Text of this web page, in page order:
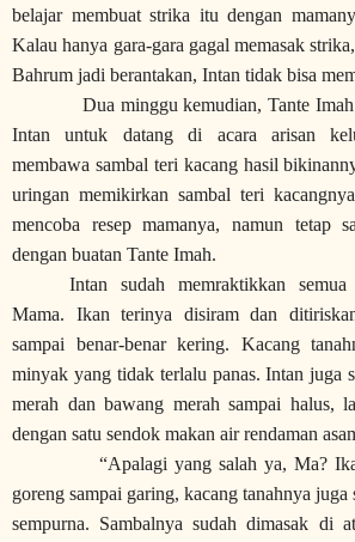
belajar membuat strika itu dengan
Kalau hanya gara-gara gagal memasak
Bahrum jadi berantakan, Intan tidak bisa
Dua minggu kemudian, Tante
Intan untuk datang di acara arisan
membawa sambal teri kacang hasil
uringan memikirkan sambal teri
mencoba resep mamanya, namun tetap
dengan buatan Tante Imah.
Intan sudah memraktikkan
Mama. Ikan terinya disiram dan
sampai benar-benar kering. Kacang
minyak yang tidak terlalu panas. Intan juga
merah dan bawang merah sampai halus,
dengan satu sendok makan air rendaman
“Apalagi yang salah ya, Ma?
goreng sampai garing, kacang tanahnya juga
sempurna. Sambalnya sudah dimasak di